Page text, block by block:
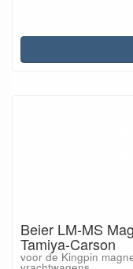
Beier LM-MS
Tamiya-Carson
voor de Kingpin